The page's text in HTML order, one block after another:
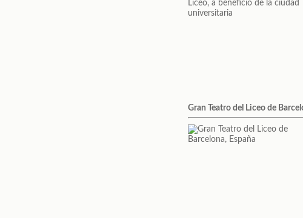
Gran Teatro del Liceo de